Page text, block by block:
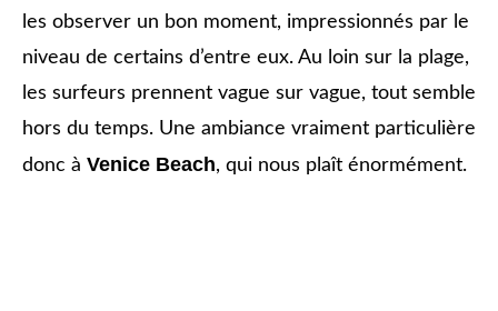
les observer un bon moment, impressionnés par le
niveau de certains d’entre eux. Au loin sur la plage,
les surfeurs prennent vague sur vague, tout semble
hors du temps. Une ambiance vraiment particulière
donc à Venice Beach, qui nous plaît énormément.